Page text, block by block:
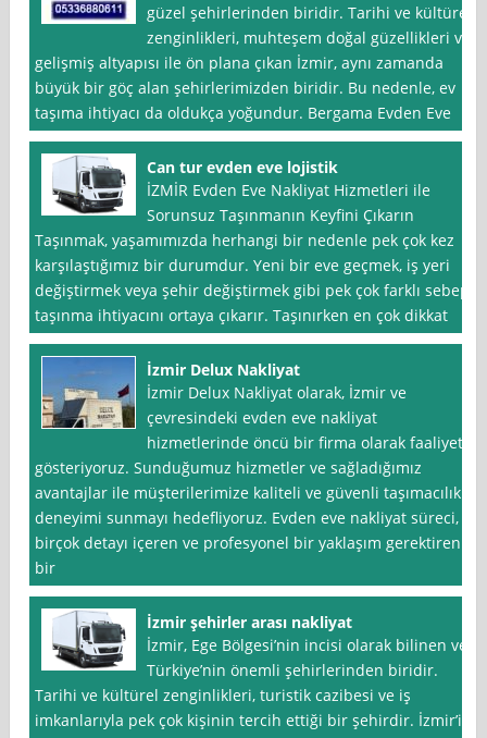
güzel şehirlerinden biridir. Tarihi ve kültürel
zenginlikleri, muhteşem doğal güzellikleri ve
gelişmiş altyapısı ile ön plana çıkan İzmir, aynı zamanda
büyük bir göç alan şehirlerimizden biridir. Bu nedenle, ev
taşıma ihtiyacı da oldukça yoğundur. Bergama Evden Eve
Can tur evden eve lojistik
İZMİR Evden Eve Nakliyat Hizmetleri ile
Sorunsuz Taşınmanın Keyfini Çıkarın
Taşınmak, yaşamımızda herhangi bir nedenle pek çok kez
karşılaştığımız bir durumdur. Yeni bir eve geçmek, iş yeri
değiştirmek veya şehir değiştirmek gibi pek çok farklı sebep
taşınma ihtiyacını ortaya çıkarır. Taşınırken en çok dikkat
İzmir Delux Nakliyat
İzmir Delux Nakliyat olarak, İzmir ve
çevresindeki evden eve nakliyat
hizmetlerinde öncü bir firma olarak faaliyet
gösteriyoruz. Sunduğumuz hizmetler ve sağladığımız
avantajlar ile müşterilerimize kaliteli ve güvenli taşımacılık
deneyimi sunmayı hedefliyoruz. Evden eve nakliyat süreci,
birçok detayı içeren ve profesyonel bir yaklaşım gerektiren
bir
İzmir şehirler arası nakliyat
İzmir, Ege Bölgesi’nin incisi olarak bilinen ve
Türkiye’nin önemli şehirlerinden biridir.
Tarihi ve kültürel zenginlikleri, turistik cazibesi ve iş
imkanlarıyla pek çok kişinin tercih ettiği bir şehirdir. İzmir’in